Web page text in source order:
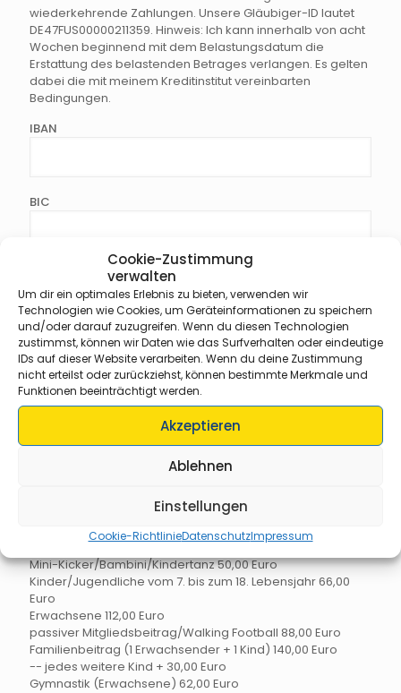
Cookie-Zustimmung
verwalten
Um dir ein optimales Erlebnis zu bieten, verwenden wir
Technologien wie Cookies, um Geräteinformationen zu speichern
und/oder darauf zuzugreifen. Wenn du diesen Technologien
zustimmst, können wir Daten wie das Surfverhalten oder eindeutige
IDs auf dieser Website verarbeiten. Wenn du deine Zustimmung
nicht erteilst oder zurückziehst, können bestimmte Merkmale und
Funktionen beeinträchtigt werden.
Akzeptieren
Ablehnen
Einstellungen
Cookie-RichtlinieDatenschutzImpressum
wiederkehrende Zahlungen. Unsere Gläubiger-ID lautet
DE47FUS00000211359. Hinweis: Ich kann innerhalb von acht
Wochen beginnend mit dem Belastungsdatum die
Erstattung des belastenden Betrages verlangen. Es gelten
dabei die mit meinem Kreditinstitut vereinbarten
Bedingungen.
IBAN
BIC
Name Kontoinhaber (sofern nicht Mitglied)
Monatliche Mitgliedsbeiträge (Abbuchung jährlich
Liebe Sportfreunde, bitte entnehmen Sie aus der
zutreffenden Monatsbeitrag.
Jahresbeiträge gemäß Geschäftsordnung:
Mini-Kicker/Bambini/Kindertanz 50,00 Euro
Kinder/Jugendliche vom 7. bis zum 18. Lebensjahr 66,00
Euro
Erwachsene 112,00 Euro
passiver Mitgliedsbeitrag/Walking Football 88,00 Euro
Familienbeitrag (1 Erwachsender + 1 Kind) 140,00 Euro
-- jedes weitere Kind + 30,00 Euro
Gymnastik (Erwachsene) 62,00 Euro